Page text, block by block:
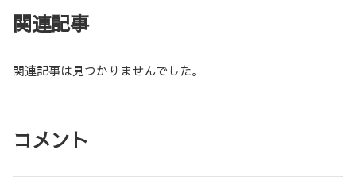
関連記事
関連記事は見つかりませんでした。
コメント